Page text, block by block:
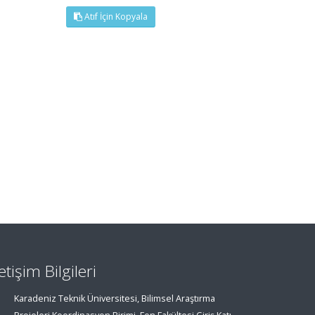
Atıf İçin Kopyala
Bilgileri
Karadeniz Teknik Üniversitesi, Bilimsel Araştırma